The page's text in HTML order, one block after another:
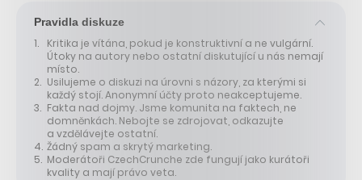
Pravidla diskuze
Kritika je vítána, pokud je konstruktivní a ne vulgární.
Útoky na autory nebo ostatní diskutující u nás nemají
místo.
Usilujeme o diskuzi na úrovni s názory, za kterými si
každý stojí. Anonymní účty proto neakceptujeme.
Fakta nad dojmy. Jsme komunita na faktech, ne
domněnkách. Nebojte se zdrojovat, odkazujte
a vzdělávejte ostatní.
Žádný spam a skrytý marketing.
Moderátoři CzechCrunche zde fungují jako kurátoři
kvality a mají právo veta.